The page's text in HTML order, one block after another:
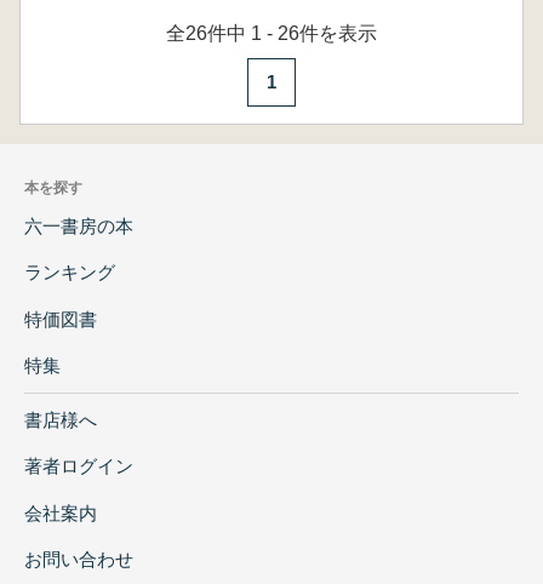
全26件中 1 - 26件を表示
1
本を探す
六一書房の本
ランキング
特価図書
特集
書店様へ
著者ログイン
会社案内
お問い合わせ